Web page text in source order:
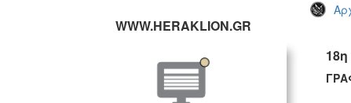
WWW.HERAKLION.GR